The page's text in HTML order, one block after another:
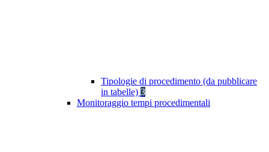
Tipologie di procedimento (da pubblicare
in tabelle) 3
Monitoraggio tempi procedimentali